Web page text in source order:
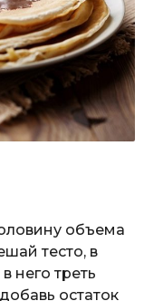
объема
тесто, в
него треть
остаток